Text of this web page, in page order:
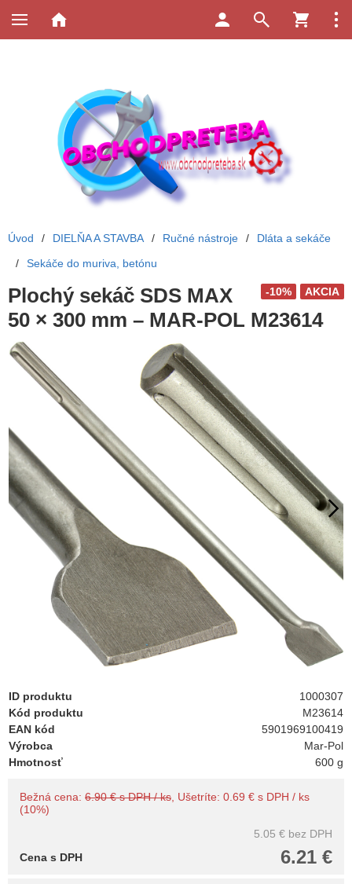
Úvod / DIELŇA A STAVBA / Ručné nástroje /
Dláta a sekáče
/
Sekáče do muriva, betónu
AKCIA
-10%
Plochý sekáč SDS MAX
50 × 300 mm – MAR-POL M23614
ID produktu
1000307
Kód produktu
M23614
EAN kód
5901969100419
Výrobca
Mar-Pol
Hmotnosť
600 g
Bežná cena: 6.90 € s DPH / ks , Ušetríte: 0.69 € s DPH / ks
(10%)
5.05 € bez DPH
6.21 €
Cena s DPH